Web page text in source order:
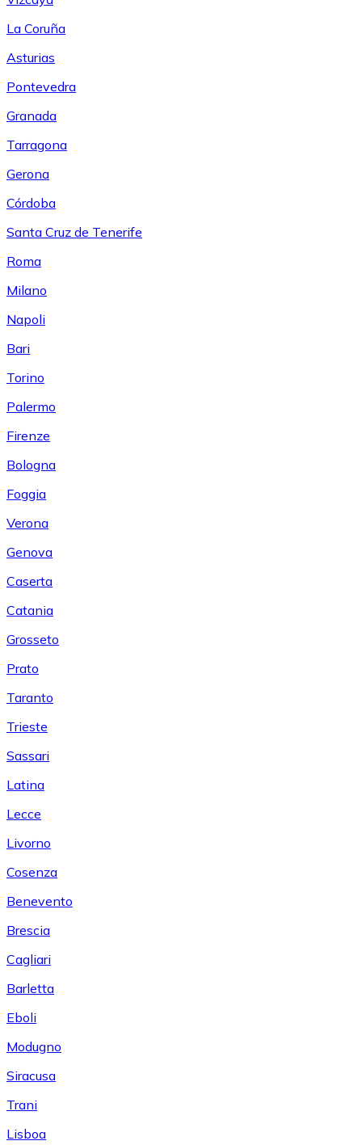
La Coruña
Asturias
Pontevedra
Granada
Tarragona
Gerona
Córdoba
Santa Cruz de Tenerife
Roma
Milano
Napoli
Bari
Torino
Palermo
Firenze
Bologna
Foggia
Verona
Genova
Caserta
Catania
Grosseto
Prato
Taranto
Trieste
Sassari
Latina
Lecce
Livorno
Cosenza
Benevento
Brescia
Cagliari
Barletta
Eboli
Modugno
Siracusa
Trani
Lisboa